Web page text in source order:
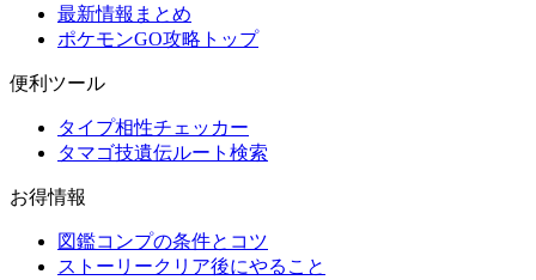
最新情報まとめ
ポケモンGO攻略トップ
便利ツール
タイプ相性チェッカー
タマゴ技遺伝ルート検索
お得情報
図鑑コンプの条件とコツ
ストーリークリア後にやること